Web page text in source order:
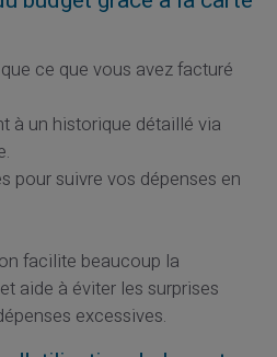
ce que vous avez facturé
à un historique détaillé via
pour suivre vos dépenses en
facilite beaucoup la
aide à éviter les surprises
excessives.